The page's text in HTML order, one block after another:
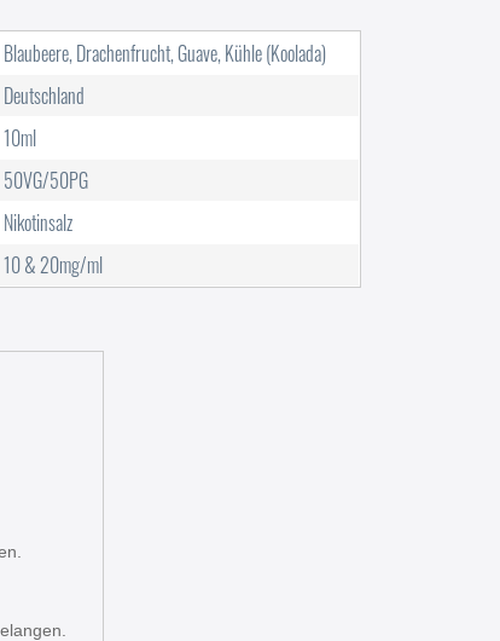
Blaubeere, Drachenfrucht, Guave, Kühle (Koolada)
Deutschland
10ml
50VG/50PG
Nikotinsalz
10 & 20mg/ml